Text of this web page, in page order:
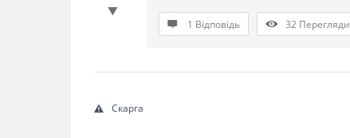
1 Відповідь 32 Перегляди
Скарга